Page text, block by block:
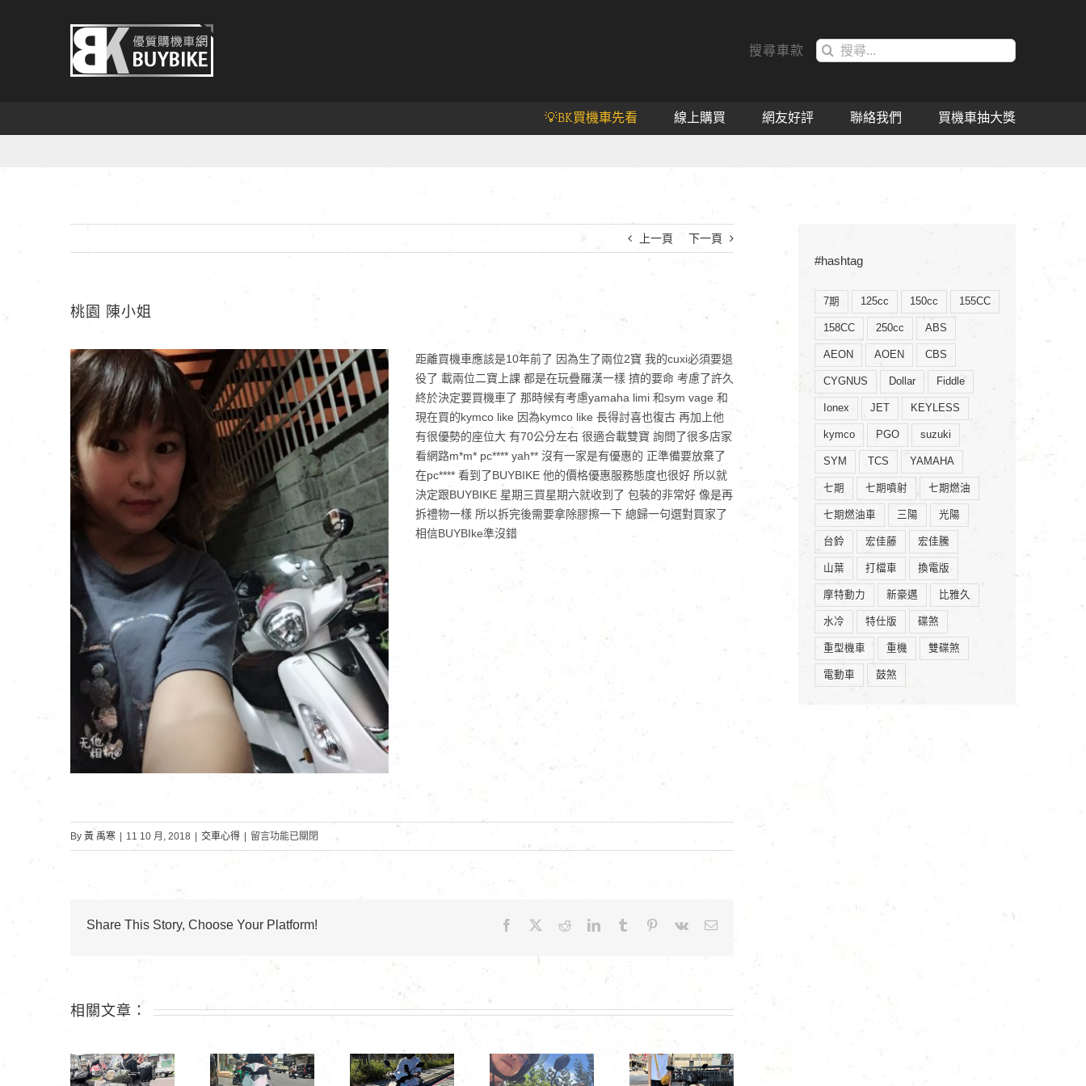
搜尋車款
搜
💡BK買機車先看 線上購買 網友好評 聯絡我們 買機車抽大獎
上一頁 下一頁
桃園 陳小姐
距離買機車應該是10年前了 因為生了兩位2寶 我的cuxi必須要退
役了 載兩位二寶上課 都是在玩疊羅漢一樣 擠的要命 考慮了許久
終於決定要買機車了 那時候有考慮yamaha limi 和sym vage 和
現在買的kymco like 因為kymco like 長得討喜也復古 再加上他
有很優勢的座位大 有70公分左右 很適合載雙寶 詢問了很多店家
看網路m*m* pc**** yah** 沒有一家是有優惠的 正準備要放棄了
在pc**** 看到了BUYBIKE 他的價格優惠服務態度也很好 所以就
決定跟BUYBIKE 星期三買星期六就收到了 包裝的非常好 像是再
拆禮物一樣 所以拆完後需要拿除膠擦一下 總歸一句選對買家了
相信BUYBIke準沒錯
By 黃 禹寒 11 10 月, 2018 交車心得
在
姐〉
留言功能已關閉
Share This Story, Choose Your Platform! Facebook RedditLinkedInTumblr Pinterest
Vk Email:
相關文章：
#hashtag
7期 125cc 150cc 155CC
158CC 250cc ABS
AEON AOEN CBS
CYGNUS Dollar Fiddle
Ionex JET KEYLESS
kymco PGO suzuki
SYM TCS YAMAHA
七期 七期噴射 七期燃油
七期燃油車 三陽 光陽
台鈴 宏佳藤 宏佳騰
山葉 打檔車 換電版
摩特動力 新豪邁 比雅久
水冷 特仕版 碟煞
重型機車 重機 雙碟煞
電動車 鼓煞